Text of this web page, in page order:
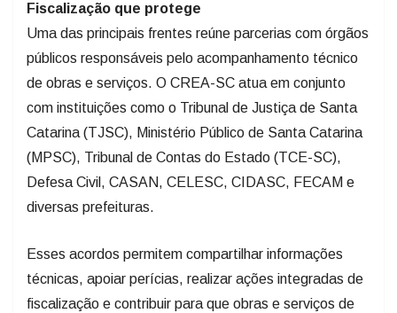
Fiscalização que protege
Uma das principais frentes reúne parcerias com órgãos
públicos responsáveis pelo acompanhamento técnico
de obras e serviços. O CREA-SC atua em conjunto
com instituições como o Tribunal de Justiça de Santa
Catarina (TJSC), Ministério Público de Santa Catarina
(MPSC), Tribunal de Contas do Estado (TCE-SC),
Defesa Civil, CASAN, CELESC, CIDASC, FECAM e
diversas prefeituras.
Esses acordos permitem compartilhar informações
técnicas, apoiar perícias, realizar ações integradas de
fiscalização e contribuir para que obras e serviços de